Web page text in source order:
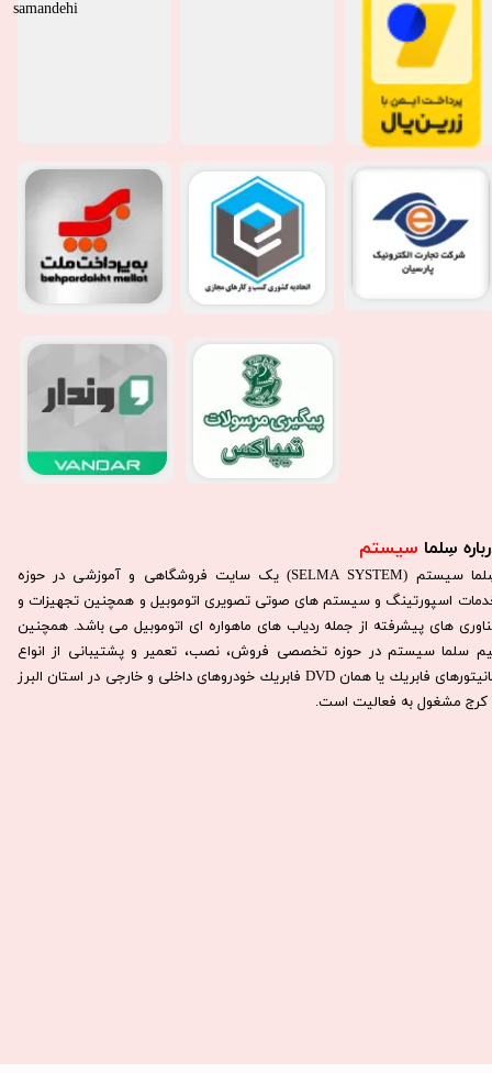
سِلما سیستم​​​​​​​
سِلما سيستم (SELMA SYSTEM) یک سایت فروشگاهی و آموزشی در حوزه
اسپورتینگ و سیستم های صوتی تصویری اتوموبیل و همچنین تجهیزات و
های پیشرفته از جمله ردیاب های ماهواره ای اتوموبیل می باشد. همچنين
سلما سيستم در حوزه تخصصی فروش، نصب، تعمير و پشتيبانی از انواع
مانيتورهای فابريك يا همان DVD فابريك خودروهای داخلی و خارجی در استان البرز
كرج مشغول به فعاليت است.​​​​​​​